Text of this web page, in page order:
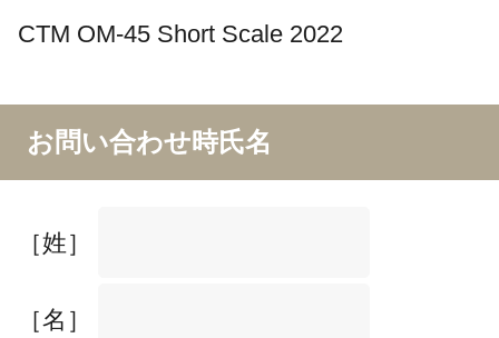
CTM OM-45 Short Scale 2022
お問い合わせ時氏名
［姓］
［名］